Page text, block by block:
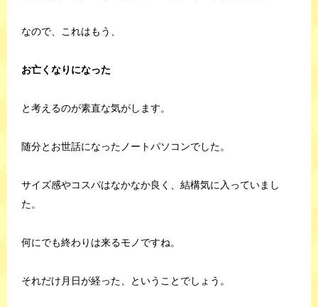
なので、これはもう、
お亡くなりになった
と考えるのが素直な気がします。
随分とお世話になったノートパソコンでした。
サイズ感やコスパはなかなか良く、結構気に入っていまし
た。
何にでも終わりは来るモノですね。
それだけ月日が経った、ということでしょう。